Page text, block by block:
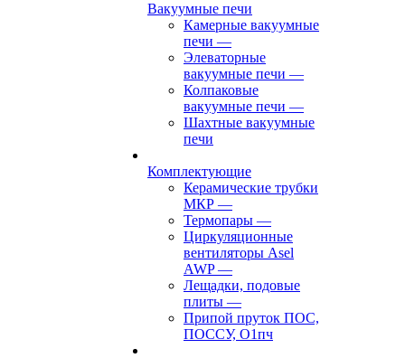
Вакуумные печи
Камерные вакуумные
печи —
Элеваторные
вакуумные печи —
Колпаковые
вакуумные печи —
Шахтные вакуумные
печи
Комплектующие
Керамические трубки
МКР —
Термопары —
Циркуляционные
вентиляторы Asel
AWP—
Лещадки, подовые
плиты —
Припой пруток ПОС,
ПОССУ, О1пч